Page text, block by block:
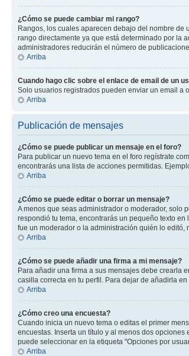
¿Cómo se puede cambiar mi rango?
Rangos, los cuales aparecen debajo del nombre
rango directamente ya que está determinado por la
administradores reducirán el número de
Arriba
Cuando hago clic sobre el enlace de email de un
Solo usuarios registrados pueden enviar un email a
Arriba
Publicación de mensajes
¿Cómo se puede publicar un mensaje en el foro?
Para publicar un nuevo tema en el foro regístrate
encontrarás una lista de acciones permitidas.
Arriba
¿Cómo se puede editar o borrar un mensaje?
A menos que seas administrador o moderador, solo
respondió tu tema, encontrarás un pequeño texto
fue un moderador o la administración quién lo
Arriba
¿Cómo se puede añadir una firma a mi mensaje?
Para añadir una firma a sus mensajes debe crearla
casilla correcta en tu perfil. Para dejar de añadirla
Arriba
¿Cómo creo una encuesta?
Cuando inicia un nuevo tema o editas el primer
encuestas. Inserta un título y al menos dos
puede seleccionar en la etiqueta "Opciones por
Arriba